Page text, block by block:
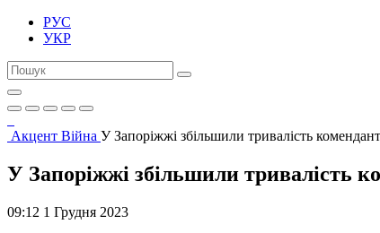
РУС
УКР
Акцент Війна У Запоріжжі збільшили тривалість
У Запоріжжі збільшили тривалість
09:12 1 Грудня 2023